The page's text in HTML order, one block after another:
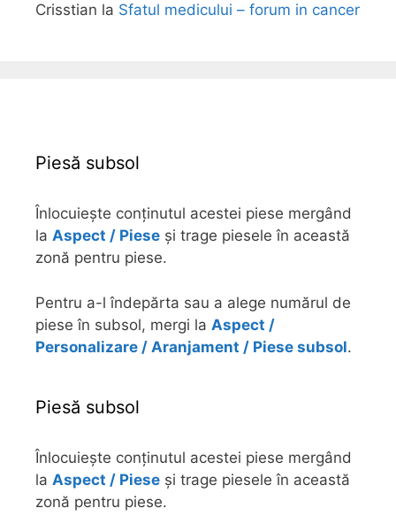
Crisstian la Sfatul medicului – forum in cancer
Piesă subsol
Înlocuiește conținutul acestei piese mergând
la Aspect / Piese și trage piesele în această
zonă pentru piese.
Pentru a-l îndepărta sau a alege numărul de
piese în subsol, mergi la Aspect /
Personalizare / Aranjament / Piese subsol.
Piesă subsol
Înlocuiește conținutul acestei piese mergând
la Aspect / Piese și trage piesele în această
zonă pentru piese.